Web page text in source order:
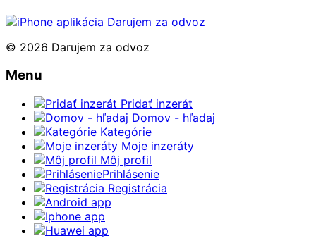
© 2026 Darujem za odvoz
Menu
Pridať inzerát
Domov - hľadaj
Kategórie
Moje inzeráty
Môj profil
Prihlásenie
Registrácia